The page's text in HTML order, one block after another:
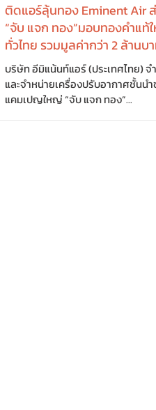
ติดแอร์ลุ้นทอง Eminent Air
“จับ แจก ทอง”มอบทองคำแท้ใ
ทั่วไทย รวมมูลค่ากว่า 2 ล้านบ
บริษัท อีมิแน้นท์แอร์ (ประเทศไทย)
และจำหน่ายเครื่องปรับอากาศชั้นนำ
แคมเปญใหญ่ “จับ แจก ทอง”...